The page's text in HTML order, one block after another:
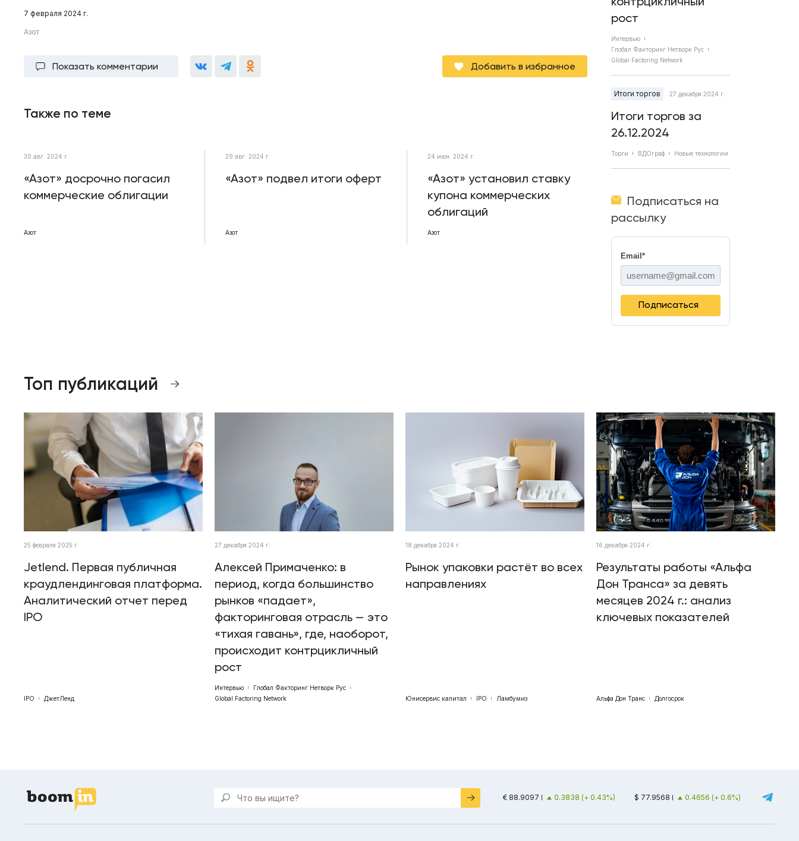
7 февраля 2024 г.
Азот
Показать комментарии Добавить в избранное
Также по теме
30 авг. 2024 г.
«Азот» досрочно погасил
коммерческие облигации
Азот
29 авг. 2024 г.
«Азот» подвел итоги оферт
Азот
24 июн. 2024 г.
«Азот» установил ставку
купона коммерческих
облигаций
Азот
рост
Интервью
Глобал Факторинг Нетворк Рус
Global Factoring Network
Итоги торгов 27 декабря 2024 г.
Итоги торгов за
26.12.2024
Торги ВДОграф Новые технологии
Подписаться на
рассылку
Email *
Подписаться
Топ публикаций
25 февраля 2025 г.
Jetlend. Первая публичная
краудлендинговая платформа.
Аналитический отчет перед
IPO
IPO ДжетЛенд
27 декабря 2024 г.
Алексей Примаченко: в
период, когда большинство
рынков «падает»,
факторинговая отрасль — это
«тихая гавань», где, наоборот,
происходит контрцикличный
рост
Интервью
Глобал Факторинг Нетворк Рус
Global Factoring Network
18 декабря 2024 г.
Рынок упаковки растёт во всех
направлениях
Юнисервис капитал IPO Ламбумиз
16 декабря 2024 г.
Результаты работы «Альфа
Дон Транса» за девять
месяцев 2024 г.: анализ
ключевых показателей
Альфа Дон Транс Долгосрок
€ 88.9097 0.3838 (+ 0.43%) $ 77.9568 0.4656 (+ 0.6%)